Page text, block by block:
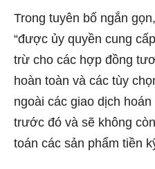
Trong tuyên bố ngắn
“được ủy quyền cung
trừ cho các hợp đồng
hoàn toàn và các tùy
ngoài các giao dịch
trước đó và sẽ không
toán các sản phẩm tiền